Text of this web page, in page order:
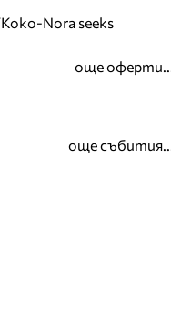
Nora seeks
още оферти...
още събития...